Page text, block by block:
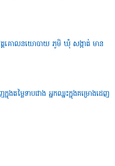
នុវត្តគោលនយោបាយ ភូមិ ឃុំ សង្កាត់ មាន
ងតម្លៃទាបជាង អ្នកឈ្នះក្នុងគម្រោងដេញ